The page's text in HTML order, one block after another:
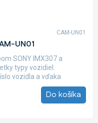
UN01
Do košíka
SONY IMX307 a
typy vozidiel.
vozidla a vďaka
CAM-UN01